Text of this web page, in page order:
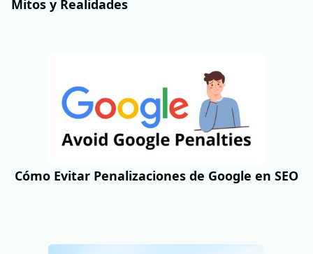
Mitos y Realidades
Cómo Evitar Penalizaciones de Google en SEO